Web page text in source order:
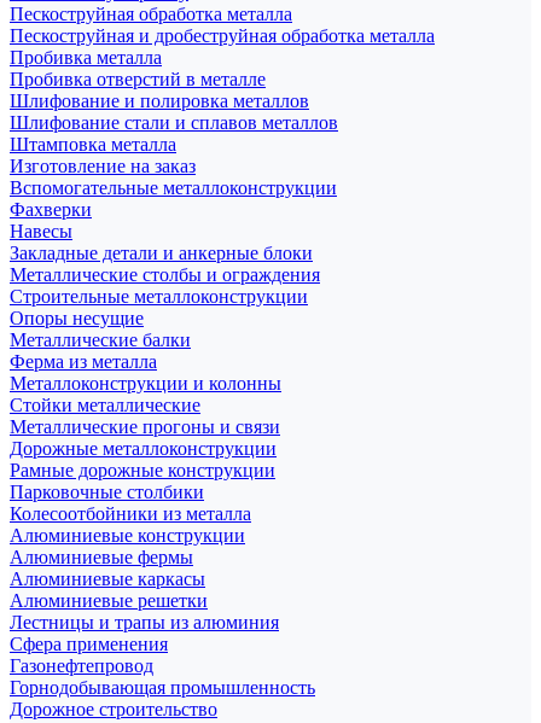
Пескоструйная обработка металла
Пескоструйная и дробеструйная обработка металла
Пробивка металла
Пробивка отверстий в металле
Шлифование и полировка металлов
Шлифование стали и сплавов металлов
Штамповка металла
Изготовление на заказ
Вспомогательные металлоконструкции
Фахверки
Навесы
Закладные детали и анкерные блоки
Металлические столбы и ограждения
Строительные металлоконструкции
Опоры несущие
Металлические балки
Ферма из металла
Металлоконструкции и колонны
Стойки металлические
Металлические прогоны и связи
Дорожные металлоконструкции
Рамные дорожные конструкции
Парковочные столбики
Колесоотбойники из металла
Алюминиевые конструкции
Алюминиевые фермы
Алюминиевые каркасы
Алюминиевые решетки
Лестницы и трапы из алюминия
Сфера применения
Газонефтепровод
Горнодобывающая промышленность
Дорожное строительство